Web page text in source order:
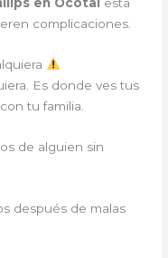
complicaciones.
Es donde ves tus
tu familia.
de alguien sin
después de malas